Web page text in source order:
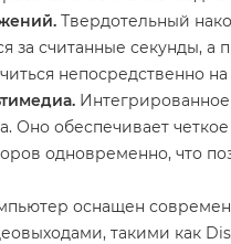
Твердотельный
за считанные секунды,
непосредственно
Оно обеспечивает
одновременно, что
оснащен
такими как